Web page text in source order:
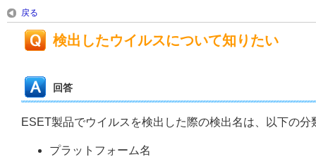
戻る
検出したウイルスについて知りたい
回答
ESET製品でウイルスを検出した際の検出名は、以下の
プラットフォーム名